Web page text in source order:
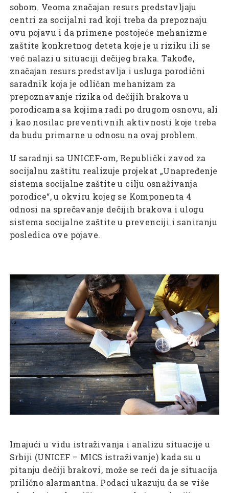
sobom. Veoma značajan resurs predstavljaju
centri za socijalni rad koji treba da prepoznaju
ovu pojavu i da primene postojeće mehanizme
zaštite konkretnog deteta koje je u riziku ili se
već nalazi u situaciji dečijeg braka. Takođe,
značajan resurs predstavlja i usluga porodični
saradnik koja je odličan mehanizam za
prepoznavanje rizika od dečijih brakova u
porodicama sa kojima radi po drugom osnovu, ali
i kao nosilac preventivnih aktivnosti koje treba
da budu primarne u odnosu na ovaj problem.
U saradnji sa UNICEF-om, Republički zavod za
socijalnu zaštitu realizuje projekat „Unapređenje
sistema socijalne zaštite u cilju osnaživanja
porodice“, u okviru kojeg se Komponenta 4
odnosi na sprečavanje dečijih brakova i ulogu
sistema socijalne zaštite u prevenciji i saniranju
posledica ove pojave.
Imajući u vidu istraživanja i analizu situacije u
Srbiji (UNICEF – MICS istraživanje) kada su u
pitanju dečiji brakovi, može se reći da je situacija
prilično alarmantna. Podaci ukazuju da se više